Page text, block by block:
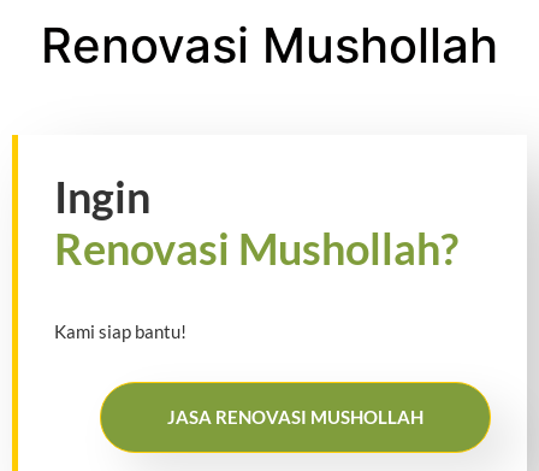
Renovasi Mushollah
Ingin
Renovasi Mushollah?
Kami siap bantu!
JASA RENOVASI MUSHOLLAH